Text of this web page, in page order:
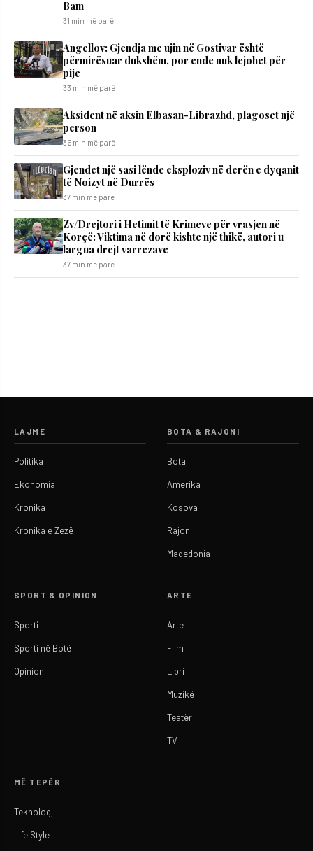
Bam
31 min më parë
Angellov: Gjendja me ujin në Gostivar është
përmirësuar dukshëm, por ende nuk lejohet për
pije
33 min më parë
Aksident në aksin Elbasan-Librazhd, plagoset një
person
36 min më parë
Gjendet një sasi lënde eksploziv në derën e dyqanit
të Noizyt në Durrës
37 min më parë
Zv/Drejtori i Hetimit të Krimeve për vrasjen në
Korçë: Viktima në dorë kishte një thikë, autori u
largua drejt varrezave
37 min më parë
LAJME
Politika
Ekonomia
Kronika
Kronika e Zezë
BOTA & RAJONI
Bota
Amerika
Kosova
Rajoni
Maqedonia
SPORT & OPINION
Sporti
Sporti në Botë
Opinion
ARTE
Arte
Film
Libri
Muzikë
Teatër
TV
MË TEPËR
Teknologji
Life Style